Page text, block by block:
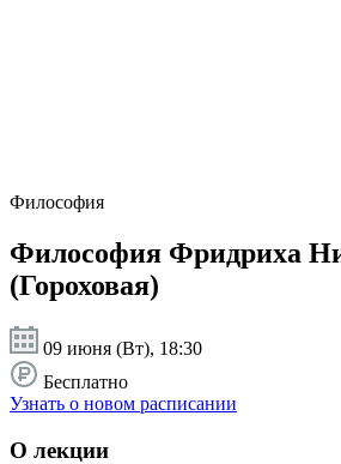
Философия
Философия Фридриха
(Гороховая)
09 июня (Вт), 18:30
Бесплатно
Узнать о новом расписании
О лекции